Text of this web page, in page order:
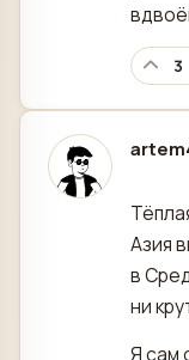
3
Азия
в
ни
Я сам